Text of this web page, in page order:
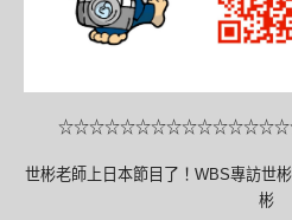
世彬老師上日本節目了！WBS專訪世
彬